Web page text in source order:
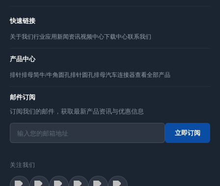
快速链接
关于我们行业应用新闻资讯视频中心下载中心联系我们
产品中心
排针排母简牛/牛角圆孔排针圆孔排母汽车连接器查看全部产品
邮件订阅
订阅我们的邮件，获取最新产品资讯与优惠信息
立即订阅
关注我们